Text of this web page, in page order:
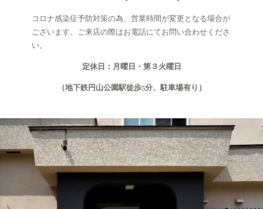
コロナ感染症予防対策の為、営業時間が変更となる場合が
ございます。ご来店の際はお電話にてお問い合わせくださ
い。
定休日：月曜日・第３火曜日
（地下鉄円山公園駅徒歩5分、駐車場有り）